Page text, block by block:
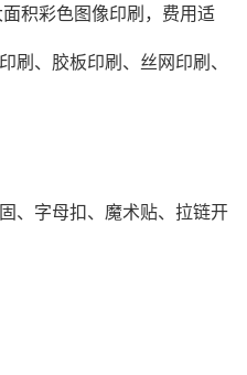
积彩色图像印刷，费用适
刷、胶板印刷、丝网印刷、
、字母扣、魔术贴、拉链开